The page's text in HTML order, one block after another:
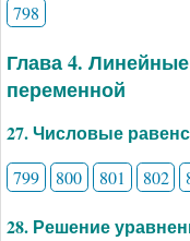
798
Глава 4.
переменной
27. Числовые
799 800 801 802
28. Решение